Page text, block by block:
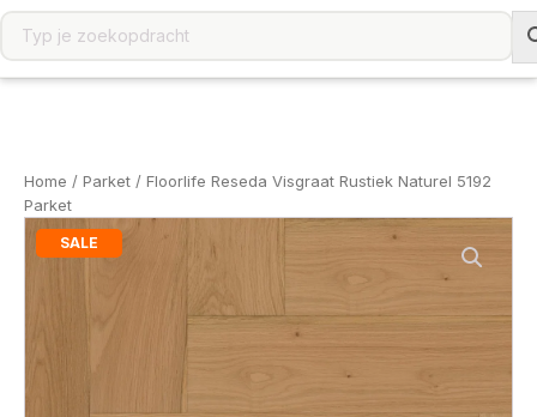
Home / Parket / Floorlife Reseda Visgraat Rustiek Naturel 5192
Parket
SALE